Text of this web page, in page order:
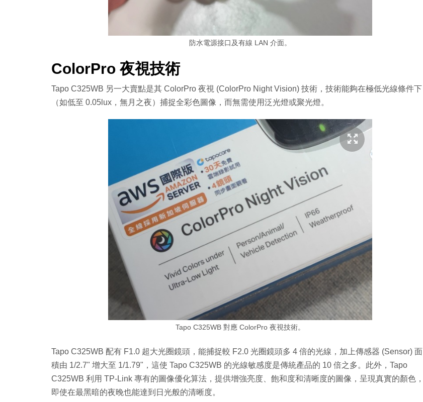
防水電源接口及有線 LAN 介面。
ColorPro 夜視技術
Tapo C325WB 另一大賣點是其 ColorPro 夜視 (ColorPro Night Vision) 技術，技術能夠在極低光線條件下
（如低至 0.05lux，無月之夜）捕捉全彩色圖像，而無需使用泛光燈或聚光燈。
Tapo C325WB 對應 ColorPro 夜視技術。
Tapo C325WB 配有 F1.0 超大光圈鏡頭，能捕捉較 F2.0 光圈鏡頭多 4 倍的光線，加上傳感器 (Sensor) 面
積由 1/2.7" 增大至 1/1.79"，這使 Tapo C325WB 的光線敏感度是傳統產品的 10 倍之多。此外，Tapo
C325WB 利用 TP-Link 專有的圖像優化算法，提供增強亮度、飽和度和清晰度的圖像，呈現真實的顏色，
即使在最黑暗的夜晚也能達到日光般的清晰度。